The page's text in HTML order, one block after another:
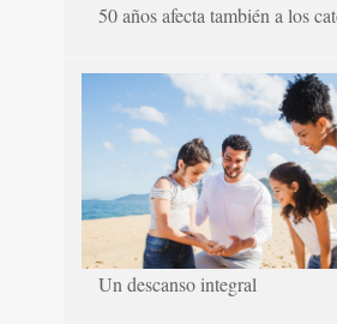
50 años afecta también a los
Un descanso integral